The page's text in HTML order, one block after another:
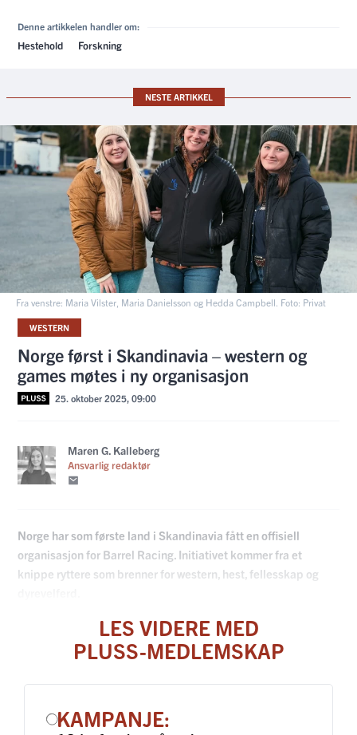
Denne artikkelen handler om:
Hestehold Forskning
NESTE ARTIKKEL
Fra venstre: Maria Vilster, Maria Danielsson og Hedda Campbell. Foto: Privat
WESTERN
Norge først i Skandinavia – western og
games møtes i ny organisasjon
25. oktober 2025, 09:00
Maren G. Kalleberg
Ansvarlig redaktør
Norge har som første land i Skandinavia fått en offisiell
organisasjon for Barrel Racing. Initiativet kommer fra et
knippe ryttere som brenner for western, hest, fellesskap og
LES VIDERE MED
PLUSS-MEDLEMSKAP
KAMPANJE: